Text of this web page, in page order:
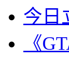
今日
《